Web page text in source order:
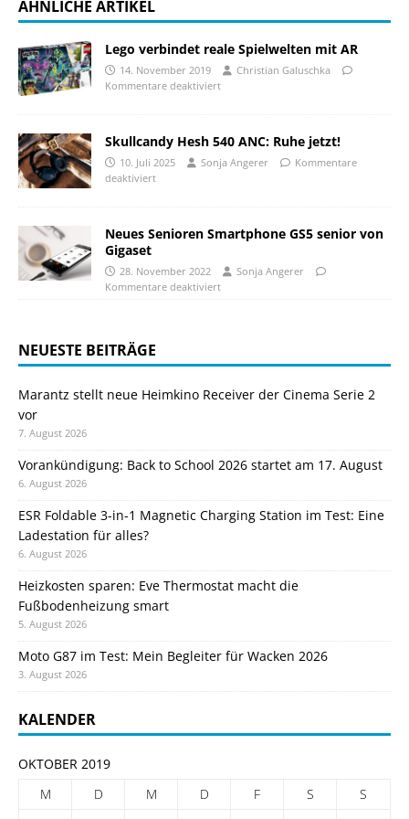
ÄHNLICHE ARTIKEL
Lego verbindet reale Spielwelten mit AR
14. November 2019
Christian Galuschka
Kommentare deaktiviert
Skullcandy Hesh 540 ANC: Ruhe jetzt!
10. Juli 2025 Sonja Angerer
Kommentare
deaktiviert
Neues Senioren Smartphone GS5 senior von
Gigaset
28. November 2022
Sonja Angerer
Kommentare deaktiviert
NEUESTE BEITRÄGE
Marantz stellt neue Heimkino Receiver der Cinema Serie 2
vor
7. August 2026
Vorankündigung: Back to School 2026 startet am 17. August
6. August 2026
ESR Foldable 3-in-1 Magnetic Charging Station im Test: Eine
Ladestation für alles?
6. August 2026
Heizkosten sparen: Eve Thermostat macht die
Fußbodenheizung smart
5. August 2026
Moto G87 im Test: Mein Begleiter für Wacken 2026
3. August 2026
KALENDER
OKTOBER 2019
M
D M D F S
S